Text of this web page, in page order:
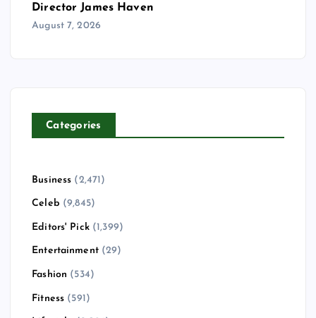
Director James Haven
August 7, 2026
Categories
Business (2,471)
Celeb (9,845)
Editors' Pick(1,399)
Entertainment(29)
Fashion (534)
Fitness (591)